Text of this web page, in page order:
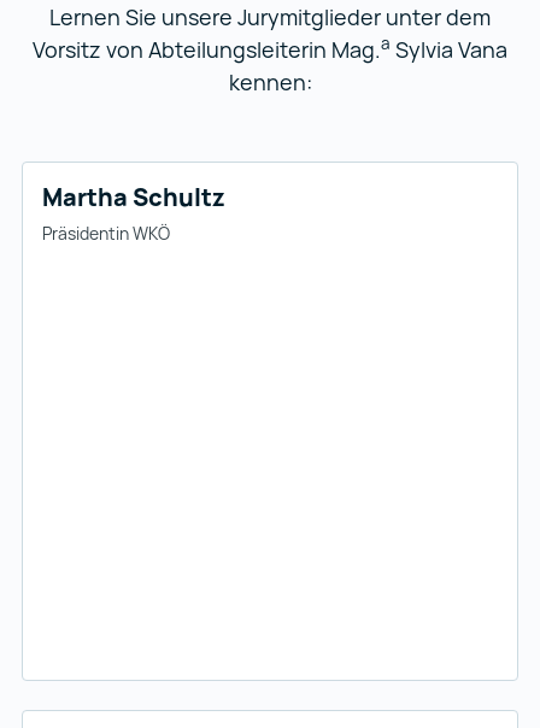
Lernen Sie unsere Jurymitglieder unter dem
Vorsitz von Abteilungsleiterin Mag.a Sylvia Vana
kennen:
Martha Schultz
Präsidentin WKÖ